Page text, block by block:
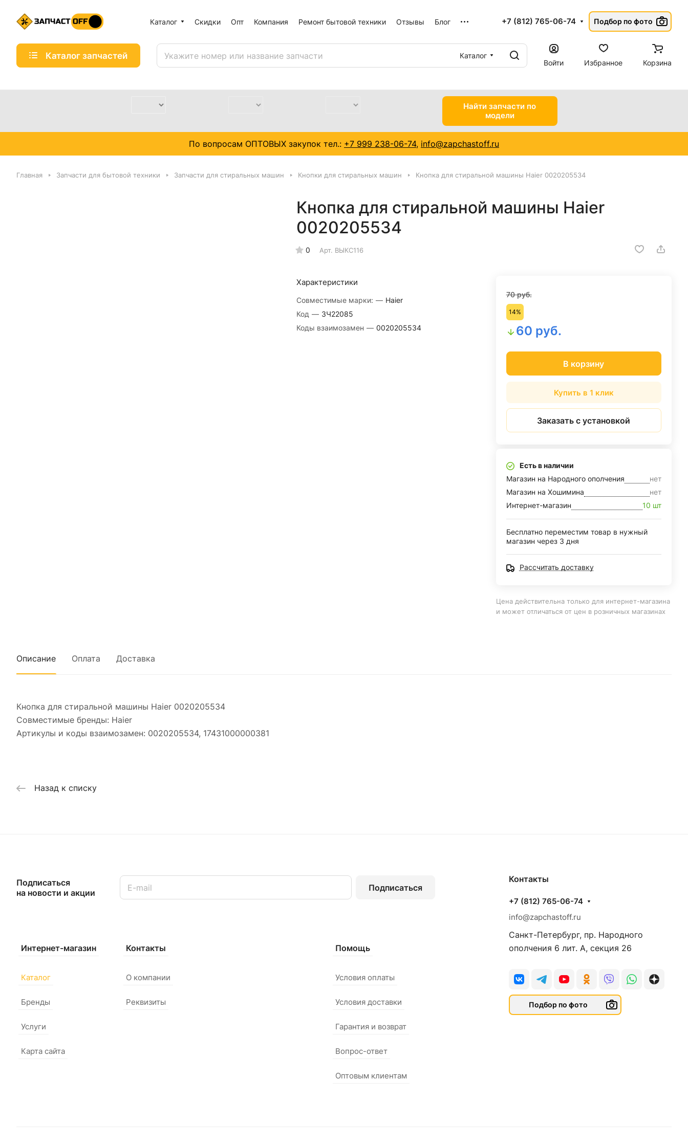
Каталог Скидки Опт Компания Ремонт бытовой техники Отзывы Блог +7 (812) 765-06-74 Подбор по фото
Каталог запчастей
Каталог
Войти
Избранное Корзина
Найти запчасти по
модели
По вопросам ОПТОВЫХ закупок тел.: +7 999 238-06-74, info@zapchastoff.ru
Главная Запчасти для бытовой техники Запчасти для стиральных машин Кнопки для стиральных машин Кнопка для стиральной машины Haier 0020205534
Кнопка для стиральной машины Haier
0020205534
0 Арт. ВЫКС116
Характеристики
Совместимые марки: — Haier
Код — ЗЧ22085
Коды взаимозамен — 0020205534
70 руб.
14%
60 руб.
В корзину
Купить в 1 клик
Заказать с установкой
Есть в наличии
Магазин на Народного ополчения
нет
Магазин на Хошимина
нет
Интернет-магазин
10 шт
Бесплатно переместим товар в нужный
магазин через 3 дня
Рассчитать доставку
Цена действительна только для интернет-магазина
и может отличаться от цен в розничных магазинах
Описание Оплата Доставка
Кнопка для стиральной машины Haier 0020205534
Совместимые бренды: Haier
Артикулы и коды взаимозамен: 0020205534, 17431000000381
Назад к списку
Подписаться
на новости и акции
Подписаться
Интернет-магазин
Каталог
Бренды
Услуги
Карта сайта
Контакты
О компании
Реквизиты
Помощь
Условия оплаты
Условия доставки
Гарантия и возврат
Вопрос-ответ
Оптовым клиентам
Контакты
+7 (812) 765-06-74
info@zapchastoff.ru
Санкт-Петербург, пр. Народного
ополчения 6 лит. А, секция 26
Подбор по фото